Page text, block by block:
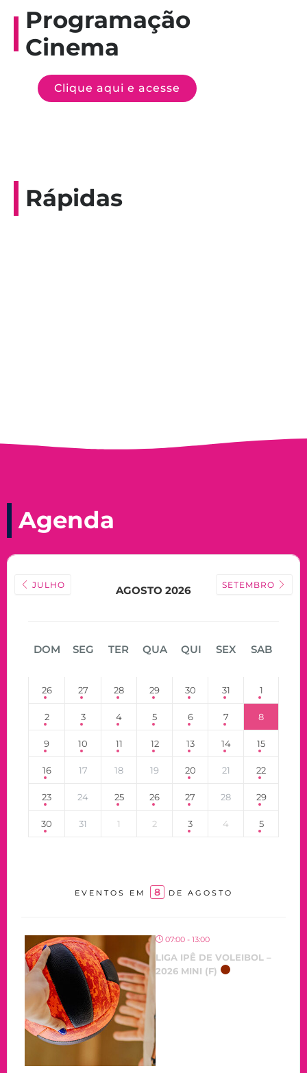
Programação
Cinema
Clique aqui e acesse
Rápidas
Agenda
JULHO AGOSTO 2026 SETEMBRO
DOM SEG TER QUA QUI SEX SAB
26 27 28 29 30 31 1
2 3 4 5 6 7 8
9 10 11 12 13 14 15
16 17 18 19 20 21 22
23 24 25 26 27 28 29
30 31 1 2 3 4 5
EVENTOS EM 8 DE AGOSTO
07:00 - 13:00
LIGA IPÊ DE VOLEIBOL –
2026 MINI (F)